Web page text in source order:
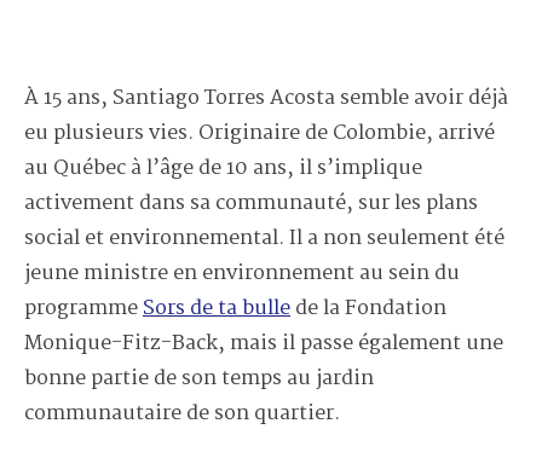
À 15 ans, Santiago Torres Acosta semble avoir déjà
eu plusieurs vies. Originaire de Colombie, arrivé
au Québec à l’âge de 10 ans, il s’implique
activement dans sa communauté, sur les plans
social et environnemental. Il a non seulement été
jeune ministre en environnement au sein du
programmeSors de ta bullede la Fondation
Monique-Fitz-Back, mais il passe également une
bonne partie de son temps au jardin
communautaire de son quartier.